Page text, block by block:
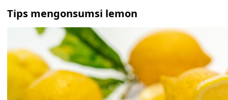
Tips mengonsumsi lemon